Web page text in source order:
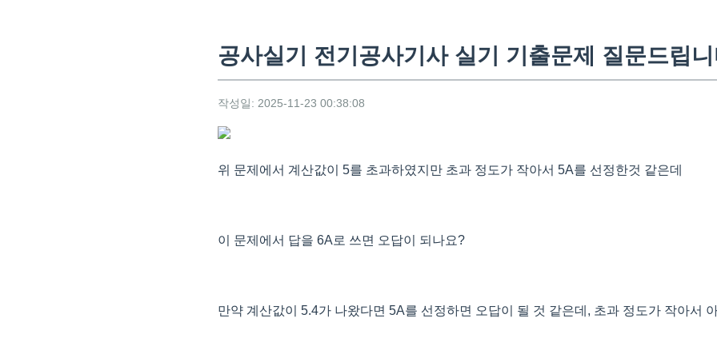
공사실기 전기공사기사 실기 기출문제 질문드립
작성일: 2025-11-23 00:38:08
위 문제에서 계산값이 5를 초과하였지만 초과 정도가 작아서 5A를 선정한것 같은데
이 문제에서 답을 6A로 쓰면 오답이 되나요?
만약 계산값이 5.4가 나왔다면 5A를 선정하면 오답이 될 것 같은데, 초과 정도가 작아서